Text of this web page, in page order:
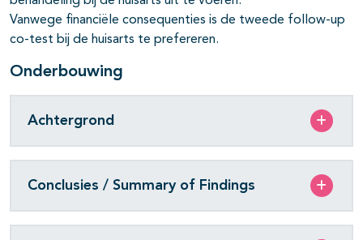
Vanwege financiële consequenties is de tweede follow-up
co-test bij de huisarts te prefereren.
Onderbouwing
Achtergrond
Conclusies / Summary of Findings